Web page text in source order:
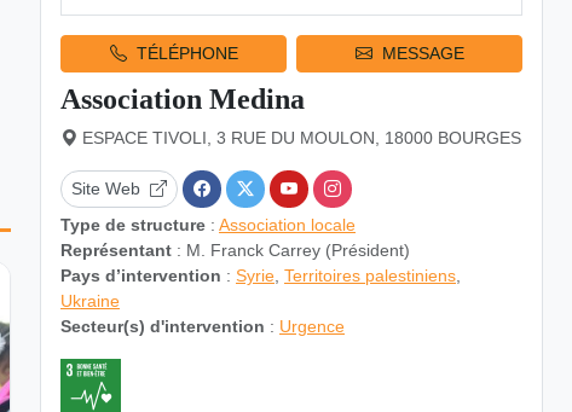
TÉLÉPHONE MESSAGE
Association Medina
ESPACE TIVOLI, 3 RUE DU MOULON, 18000 BOURGES
Site Web
Type de structure : Association locale
Représentant : M. Franck Carrey (Président)
Pays d’intervention : Syrie Territoires palestiniens
Ukraine
Secteur(s) d'intervention : Urgence